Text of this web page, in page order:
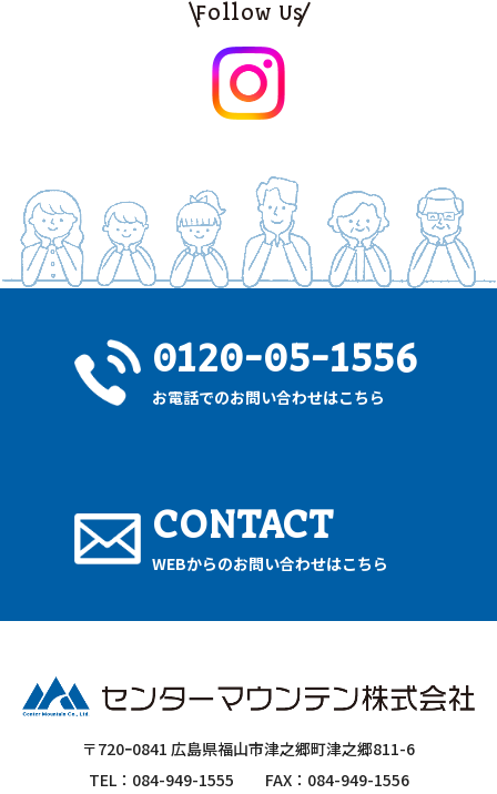
Follow Us
0120-05-1556
お電話でのお問い合わせはこちら
CONTACT
WEBからのお問い合わせはこちら
〒720ｰ0841 広島県福山市津之郷町津之郷811-6
TEL：084-949-1555
FAX：084-949-1556